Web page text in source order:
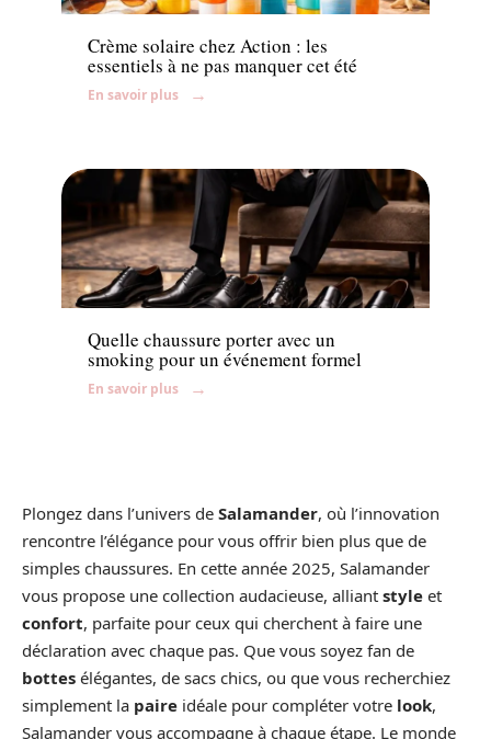
Crème solaire chez Action : les
essentiels à ne pas manquer cet été
En savoir plus
Mode
Quelle chaussure porter avec un
smoking pour un événement formel
En savoir plus
Plongez dans l’univers de Salamander, où l’innovation
rencontre l’élégance pour vous offrir bien plus que de
simples chaussures. En cette année 2025, Salamander
vous propose une collection audacieuse, alliant style et
confort, parfaite pour ceux qui cherchent à faire une
déclaration avec chaque pas. Que vous soyez fan de
bottes élégantes, de sacs chics, ou que vous recherchiez
simplement la paire idéale pour compléter votre look,
Salamander vous accompagne à chaque étape. Le monde